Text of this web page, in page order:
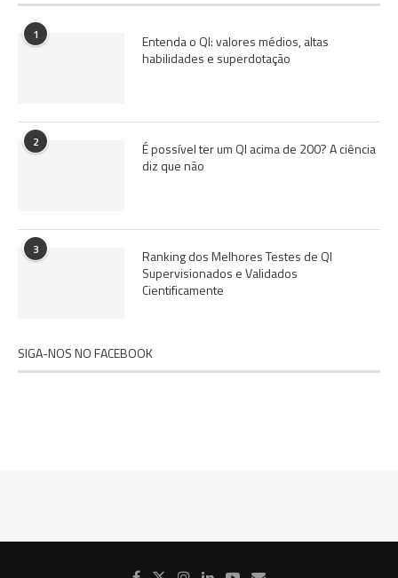
1
Entenda o QI: valores médios, altas
habilidades e superdotação
2
É possível ter um QI acima de 200? A ciência
diz que não
3
Ranking dos Melhores Testes de QI
Supervisionados e Validados
Cientificamente
SIGA-NOS NO FACEBOOK